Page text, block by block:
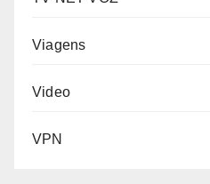
Viagens
Video
VPN